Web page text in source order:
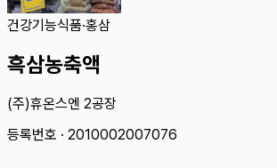
건강기능식품·홍삼
흑삼농축액
(주)휴온스엔 2공장
등록번호 · 2010002007076